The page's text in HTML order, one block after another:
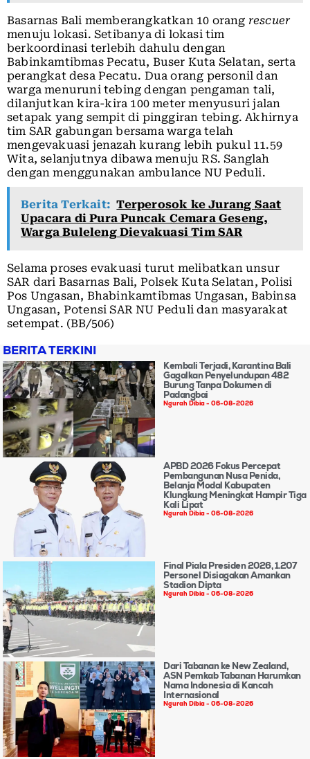
Basarnas Bali memberangkatkan 10 orang rescuer
menuju lokasi. Setibanya di lokasi tim
berkoordinasi terlebih dahulu dengan
Babinkamtibmas Pecatu, Buser Kuta Selatan, serta
perangkat desa Pecatu. Dua orang personil dan
warga menuruni tebing dengan pengaman tali,
dilanjutkan kira-kira 100 meter menyusuri jalan
setapak yang sempit di pinggiran tebing. Akhirnya
tim SAR gabungan bersama warga telah
mengevakuasi jenazah kurang lebih pukul 11.59
Wita, selanjutnya dibawa menuju RS. Sanglah
dengan menggunakan ambulance NU Peduli.
Berita Terkait: Terperosok ke Jurang Saat
Upacara di Pura Puncak Cemara Geseng,
Warga Buleleng Dievakuasi Tim SAR
Selama proses evakuasi turut melibatkan unsur
SAR dari Basarnas Bali, Polsek Kuta Selatan, Polisi
Pos Ungasan, Bhabinkamtibmas Ungasan, Babinsa
Ungasan, Potensi SAR NU Peduli dan masyarakat
setempat. (BB/506)
BERITA TERKINI
Kembali Terjadi, Karantina Bali
Gagalkan Penyelundupan 482
Burung Tanpa Dokumen di
Padangbai
Ngurah Dibia 06-08-2026
APBD 2026 Fokus Percepat
Pembangunan Nusa Penida,
Belanja Modal Kabupaten
Klungkung Meningkat Hampir Tiga
Kali Lipat
Ngurah Dibia 06-08-2026
Final Piala Presiden 2026, 1.207
Personel Disiagakan Amankan
Stadion Dipta
Ngurah Dibia 06-08-2026
Dari Tabanan ke New Zealand,
ASN Pemkab Tabanan Harumkan
Nama Indonesia di Kancah
Internasional
Ngurah Dibia 06-08-2026